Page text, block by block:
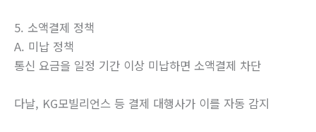
5. 소액결제 정책
A. 미납 정책
통신 요금을 일정 기간 이상 미납하면 소액결제 차단
다날, KG모빌리언스 등 결제 대행사가 이를 자동 감지